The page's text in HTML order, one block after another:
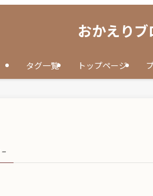
おかえりブ
タグ一覧 トップページ